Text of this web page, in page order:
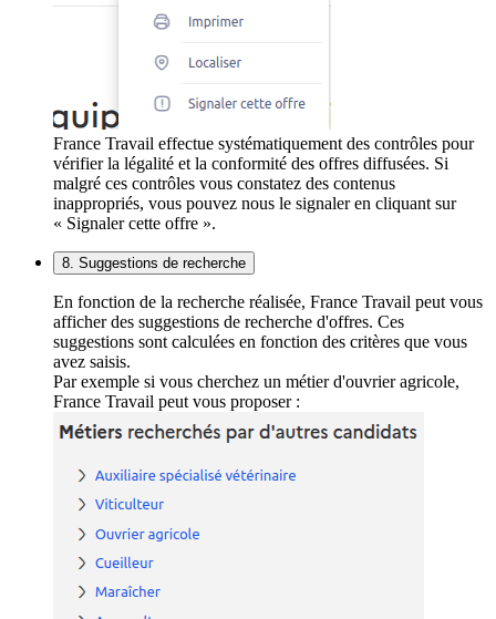
France Travail effectue systématiquement des contrôles pour
vérifier la légalité et la conformité des offres diffusées. Si
malgré ces contrôles vous constatez des contenus
inappropriés, vous pouvez nous le signaler en cliquant sur
« Signaler cette offre ».
8. Suggestions de recherche
En fonction de la recherche réalisée, France Travail peut vous
afficher des suggestions de recherche d'offres. Ces
suggestions sont calculées en fonction des critères que vous
avez saisis.
Par exemple si vous cherchez un métier d'ouvrier agricole,
France Travail peut vous proposer :